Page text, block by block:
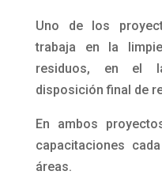
Uno de los
trabaja en la
residuos, en el
disposición final de
En ambos
capacitaciones
áreas.